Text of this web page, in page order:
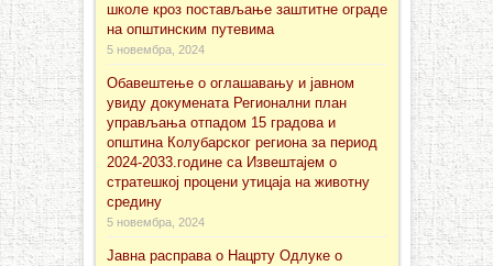
школе кроз постављање заштитне ограде
на општинским путевима
5 новембра, 2024
Обавештење о оглашавању и јавном
увиду докуменaта Регионални план
управљања отпадом 15 градова и
општина Колубарског региона за период
2024-2033.године са Извештајем о
стратешкој процени утицаја на животну
средину
5 новембра, 2024
Јавна расправа о Нацрту Одлуке о